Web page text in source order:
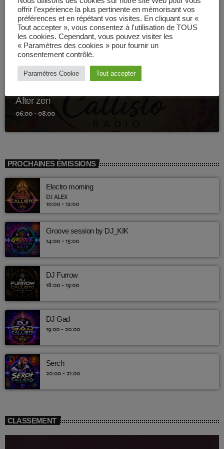
CHILLOUT
After zen
06:00 - 08:00
PROCHAINES ÉMISSIONS
Electro morning
DJ ALEX
10:00 - 12:00
Groove session by DJ_KIK
14:00 - 15:00
DJ Furrow
18:00 - 19:00
DJ Gad
19:00 - 20:00
Serch
20:00 - 21:00
CLASSEMENT
offrir l'expérience la plus pertinente en mémorisant vos
préférences et en répétant vos visites. En cliquant sur «
Tout accepter », vous consentez à l'utilisation de TOUS
les cookies. Cependant, vous pouvez visiter les
« Paramètres des cookies » pour fournir un
consentement contrôlé.
Paramètres Cookie Tout accepter